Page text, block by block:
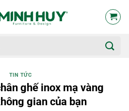
TIN TỨC
ghế inox mạ vàng
gian của bạn